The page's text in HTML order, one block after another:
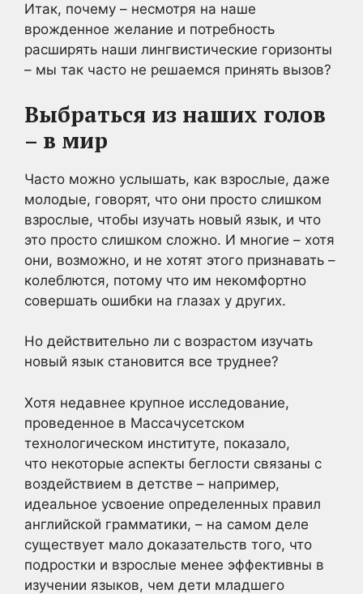
Итак, почему – несмотря на наше
врожденное желание и потребность
расширять наши лингвистические горизонты
– мы так часто не решаемся принять вызов?
Выбраться из наших голов
– в мир
Часто можно услышать, как взрослые, даже
молодые, говорят, что они просто слишком
взрослые, чтобы изучать новый язык, и что
это просто слишком сложно. И многие – хотя
они, возможно, и не хотят этого признавать –
колеблются, потому что им некомфортно
совершать ошибки на глазах у других.
Но действительно ли с возрастом изучать
новый язык становится все труднее?
Хотя недавнее крупное исследование,
проведенное в Массачусетском
технологическом институте, показало,
что некоторые аспекты беглости связаны с
воздействием в детстве – например,
идеальное усвоение определенных правил
английской грамматики, – на самом деле
существует мало доказательств того, что
подростки и взрослые менее эффективны в
изучении языков, чем дети младшего